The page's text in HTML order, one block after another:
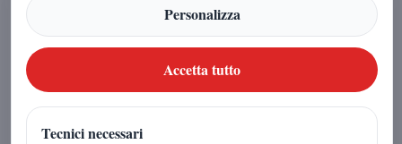
ARNALDO GADOLA, IL
TACITURNO SOLO IN
APPARENZA CHE NON
ARRETRA MAI
Personalizza
Accetta tutto
Tecnici necessari